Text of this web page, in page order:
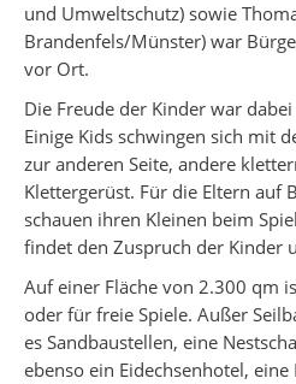
und Umweltschutz) sowie
Brandenfels/Münster) war
vor Ort.
Die Freude der Kinder war
Einige Kids schwingen sich mit
zur anderen Seite, andere
Klettergerüst. Für die Eltern auf
schauen ihren Kleinen beim
findet den Zuspruch der Kinder
Auf einer Fläche von 2.300 qm
oder für freie Spiele. Außer
es Sandbaustellen, eine
ebenso ein Eidechsenhotel, eine